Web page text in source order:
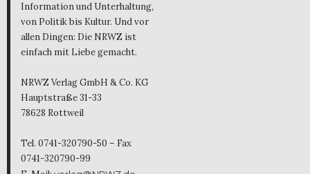
Information und Unterhaltung,
von Politik bis Kultur. Und vor
allen Dingen: Die NRWZ ist
einfach mit Liebe gemacht.
NRWZ Verlag GmbH & Co. KG
Hauptstraße 31-33
78628 Rottweil
Tel. 0741-320790-50 – Fax
0741-320790-99